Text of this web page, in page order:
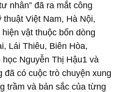
nhân” đã ra mắt công
Việt Nam, Hà Nội,
vật thuộc bốn dòng
Lái Thiêu, Biên Hòa,
Nguyễn Thị Hậu1 và
đã có cuộc trò chuyện xung
trầm và bản sắc của từng